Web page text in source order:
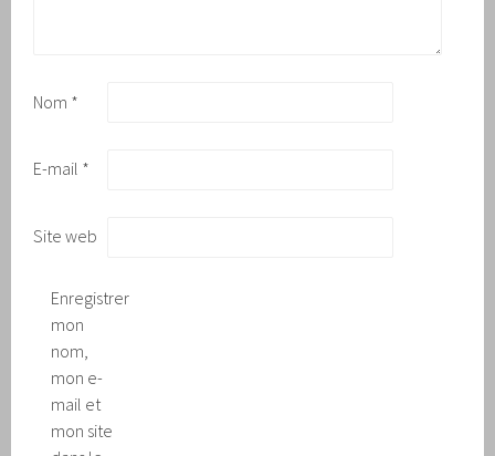
Nom *
E-mail *
Site web
Enregistrer
mon
nom,
mon e-
mail et
mon site